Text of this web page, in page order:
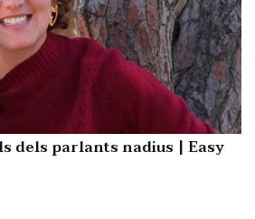
dels parlants nadius | Easy